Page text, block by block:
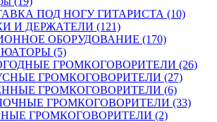
ПОД НОГУ ГИТАРИСТА (10)
И ДЕРЖАТЕЛИ (121)
ОБОРУДОВАНИЕ (170)
(5)
ГРОМКОГОВОРИТЕЛИ (26)
ГРОМКОГОВОРИТЕЛИ (27)
ГРОМКОГОВОРИТЕЛИ (6)
ГРОМКОГОВОРИТЕЛИ (33)
ГРОМКОГОВОРИТЕЛИ (2)